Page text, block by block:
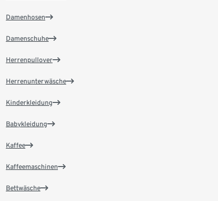
Damenhosen
Damenschuhe
Herrenpullover
Herrenunterwäsche
Kinderkleidung
Babykleidung
Kaffee
Kaffeemaschinen
Bettwäsche